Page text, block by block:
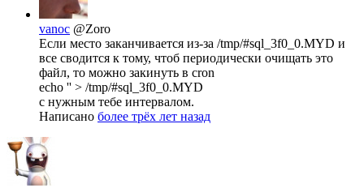
vanoc @Zoro
Если место заканчивается из-за /tmp/#sql_3f0_0.MYD и
все сводится к тому, чтоб периодически очищать это
файл, то можно закинуть в cron
echo '' > /tmp/#sql_3f0_0.MYD
с нужным тебе интервалом.
Написано более трёх лет назад